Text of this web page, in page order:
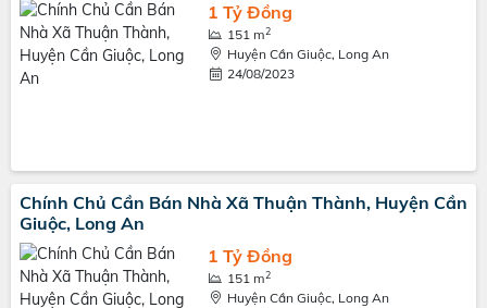
1 Tỷ Đồng
151 m2
Huyện Cần Giuộc, Long An
24/08/2023
Chính Chủ Cần Bán Nhà Xã Thuận Thành, Huyện Cần
Giuộc, Long An
1 Tỷ Đồng
151 m2
Huyện Cần Giuộc, Long An